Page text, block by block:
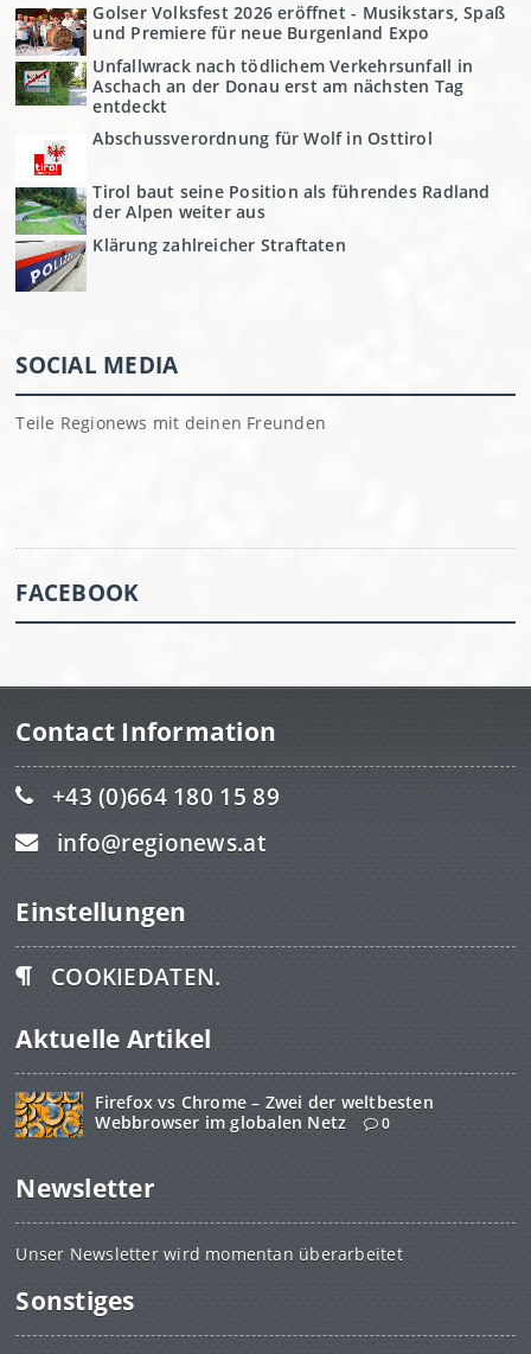
Golser Volksfest 2026 eröffnet - Musikstars, Spaß
und Premiere für neue Burgenland Expo
Unfallwrack nach tödlichem Verkehrsunfall in
Aschach an der Donau erst am nächsten Tag
entdeckt
Abschussverordnung für Wolf in Osttirol
Tirol baut seine Position als führendes Radland
der Alpen weiter aus
Klärung zahlreicher Straftaten
SOCIAL MEDIA
Teile Regionews mit deinen Freunden
FACEBOOK
Contact Information
+43 (0)664 180 15 89
info@regionews.at
Einstellungen
COOKIEDATEN.
Aktuelle Artikel
Firefox vs Chrome – Zwei der weltbesten
Webbrowser im globalen Netz
0
Newsletter
Unser Newsletter wird momentan überarbeitet
Sonstiges